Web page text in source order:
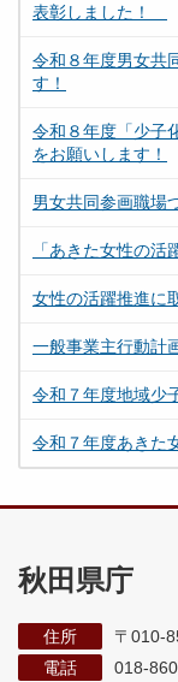
表彰しました！
令和８年度男女共
す！
令和８年度「少子
をお願いします！
男女共同参画職場
「あきた女性の活
女性の活躍推進に
一般事業主行動計
令和７年度地域少
令和７年度あきた
秋田県庁
住所
〒010-
電話
018-